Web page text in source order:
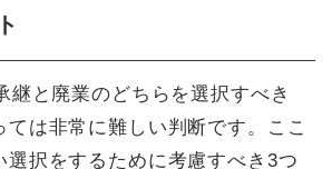
継と廃業のどちらを選択すべき
ては非常に難しい判断です。ここ
選択をするために考慮すべき3つ